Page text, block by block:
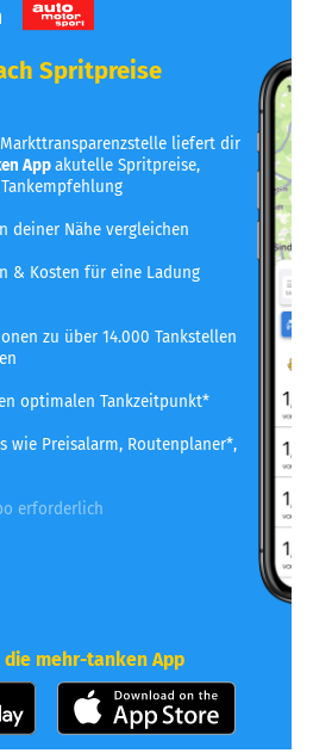
Spritpreise
liefert dir
Appakutelle Spritpreise,
deiner Nähe vergleichen
& Kosten für eine Ladung
zu über 14.000 Tankstellen
optimalen Tankzeitpunkt*
wie Preisalarm, Routenplaner*,
erforderlich
mehr-tanken App